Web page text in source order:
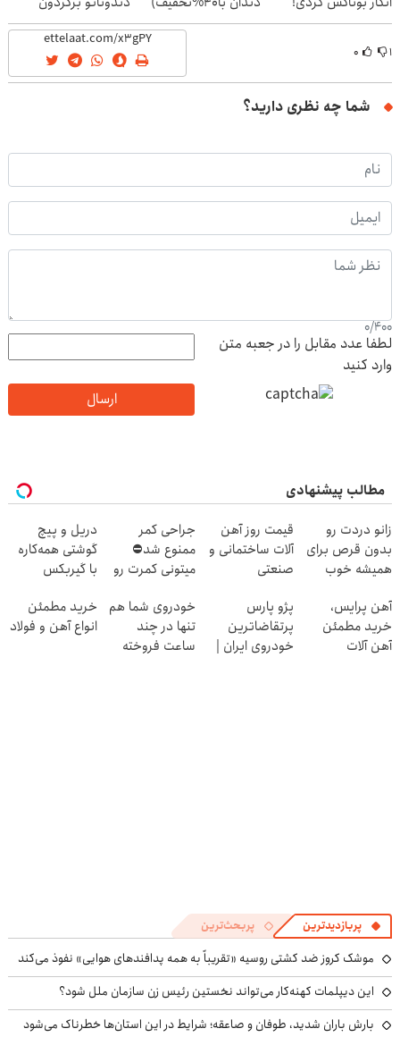
(تخفیف ویژه)
(40%off)
۱ ۰
شما چه نظری دارید؟
0/400
لطفا عدد مقابل را در جعبه متن
وارد کنید
ارسال
مطالب پیشنهادی
زانو دردت رو
بدون قرص برای
همیشه خوب
پرسش‌نامه)
قیمت روز آهن
آلات ساختمانی و
صنعتی
جراحی کمر
ممنوع شد⛔
میتونی کمرت رو
کنی! 👈🏻
پرسش‌نامه
دریل و پیچ
گوشتی همه‌کاره
با گیربکس
(نصف قیمت بازار
🔥)
آهن پرایس،
خرید مطمئن
آهن آلات
پژو پارس
پرتقاضاترین
خودروی ایران |
خودروی شما هم
تنها در چند
ساعت فروخته
خرید مطمئن
انواع آهن و فولاد
پربازدیدترین پربحث‌ترین
موشک کروز ضد کشتی روسیه «تقریباً به همه پدافندهای هوایی» نفوذ می‌کند
این دیپلمات کهنه‌کار می‌تواند نخستین رئیس زن سازمان ملل شود؟
بارش باران شدید، طوفان و صاعقه؛ شرایط در این استان‌ها خطرناک می‌شود